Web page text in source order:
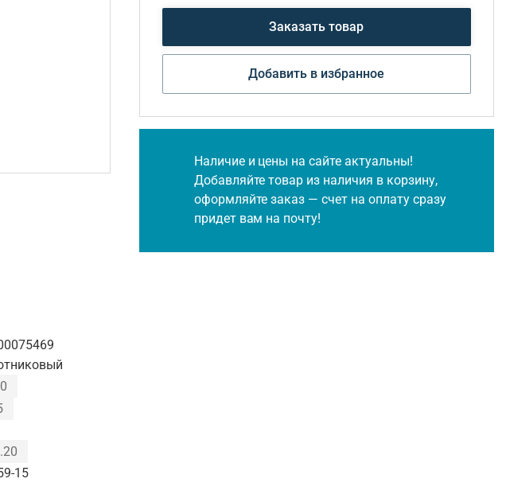
15
Заказать товар
Добавить в избранное
Наличие и цены на сайте актуальны!
Добавляйте товар из наличия в корзину,
оформляйте заказ — счет на оплату сразу
придет вам на почту!